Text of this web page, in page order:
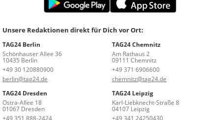
Unsere Redaktionen direkt für Dich vor Ort:
TAG24 Berlin
Schönhauser Allee 36
10435 Berlin
+49 30 120880900
berlin@tag24.de
TAG24 Chemnitz
Am Rathaus 2
09111 Chemnitz
+49 371 6906600
chemnitz@tag24.de
TAG24 Dresden
Ostra-Allee 18
01067 Dresden
+49 351 888-2424
TAG24 Leipzig
Karl-Liebknecht-Straße 8
04107 Leipzig
+49 341 24250430